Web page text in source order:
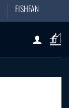
FISHFAN